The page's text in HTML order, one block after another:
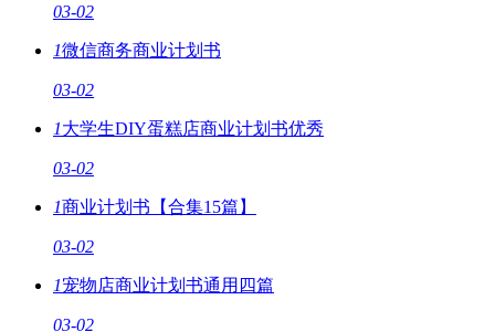
03-02
1微信商务商业计划书
03-02
1大学生DIY蛋糕店商业计划书优秀
03-02
1商业计划书【合集15篇】
03-02
1宠物店商业计划书通用四篇
03-02